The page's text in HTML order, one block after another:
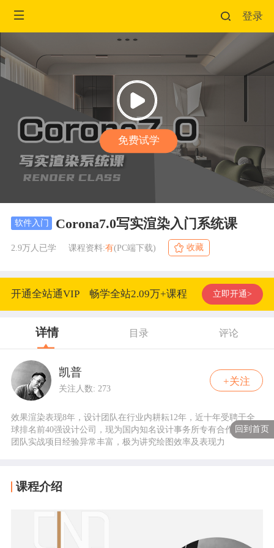
登录
软件入门 Corona7.0写实渲染入门系统课
2.9万人已学 课程资料:有(PC端下载) 收藏
开通全站通VIP 畅学全站2.09万+课程 立即开通>
详情 目录 评论
凯普
关注人数: 273
+关注
效果渲染表现8年，设计团队在行业内耕耘12年，近十年受聘于全
球排名前40强设计公司，现为国内知名设计事务所专有合作伙伴，
团队实战项目经验异常丰富，极为讲究绘图效率及表现力
课程介绍
回到首页